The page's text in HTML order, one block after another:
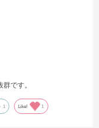
です。
1 Like! 1